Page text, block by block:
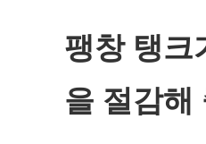
팽창 탱크
을 절감해